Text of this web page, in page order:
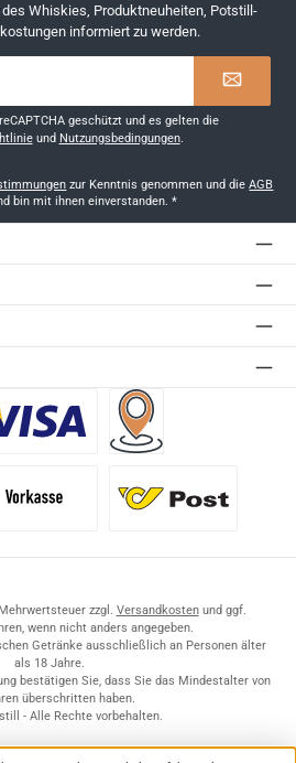
Whiskies, Produktneuheiten, Potstill-
informiert zu werden.
geschützt und es gelten die
und Nutzungsbedingungen.
zur Kenntnis genommen und dieAGB
bin mit ihnen einverstanden. *
zzgl. Versandkostenund ggf.
wenn nicht anders angegeben.
Getränke ausschließlich an Personen älter
als 18 Jahre.
bestätigen Sie, dass Sie das Mindestalter von
überschritten haben.
- Alle Rechte vorbehalten.